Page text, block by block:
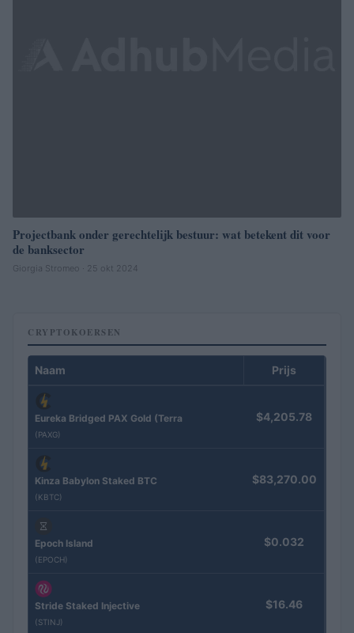
Projectbank onder gerechtelijk bestuur: wat betekent dit voor
de banksector
Giorgia Stromeo · 25 okt 2024
CRYPTOKOERSEN
Naam Prijs
Eureka Bridged PAX Gold (Terra
(PAXG)
$4,205.78
Kinza Babylon Staked BTC
(KBTC)
$83,270.00
Epoch Island
(EPOCH)
$0.032
Stride Staked Injective
(STINJ)
$16.46